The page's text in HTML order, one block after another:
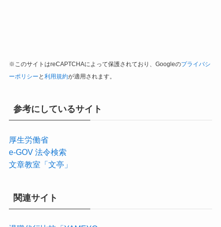
※このサイトはreCAPTCHAによって保護されており、Googleのプライバシ
ーポリシー と 利用規約が適用されます。
参考にしているサイト
厚生労働省
e-GOV 法令検索
文章教室「文亭」
関連サイト